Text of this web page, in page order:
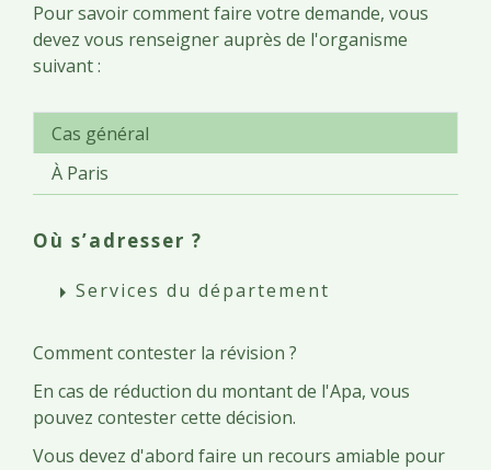
Pour savoir comment faire votre demande, vous
devez vous renseigner auprès de l'organisme
suivant :
Cas général
À Paris
Où s’adresser ?
arrow_right Services du département
Comment contester la révision ?
En cas de réduction du montant de l'Apa, vous
pouvez contester cette décision.
Vous devez d'abord faire un recours amiable pour